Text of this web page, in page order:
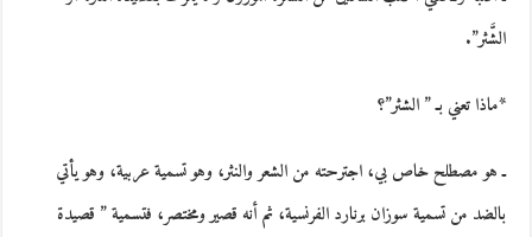
الشَّثر”.
*ماذا تعني بـ ” الشثر”؟
ـ هو مصطلح خاص بي، اجترحته من الشعر والنثر، وهو تسمية عربية، وهو يأتي
بالضد من تسمية سوزان برنارد الفرنسية، ثم أنه قصير ومختصر، فتسمية ” قصيدة